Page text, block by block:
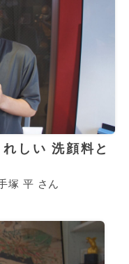
しい 洗顔料と
塚 平 さん